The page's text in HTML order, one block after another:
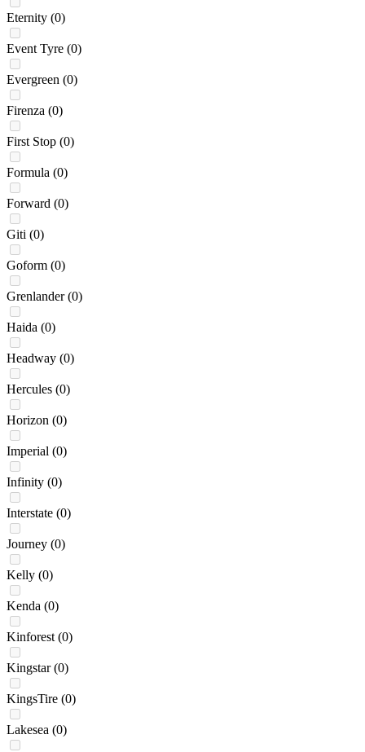
Eternity (0)
Event Tyre (0)
Evergreen (0)
Firenza (0)
First Stop (0)
Formula (0)
Forward (0)
Giti (0)
Goform (0)
Grenlander (0)
Haida (0)
Headway (0)
Hercules (0)
Horizon (0)
Imperial (0)
Infinity (0)
Interstate (0)
Journey (0)
Kelly (0)
Kenda (0)
Kinforest (0)
Kingstar (0)
KingsTire (0)
Lakesea (0)